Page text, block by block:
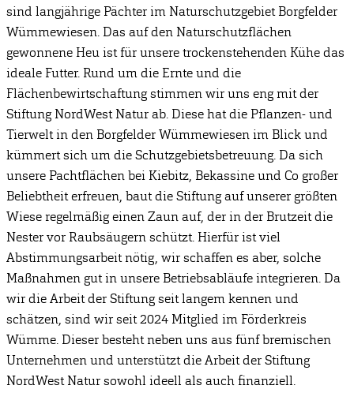
sind langjährige Pächter im Naturschutzgebiet Borgfelder
Wümmewiesen. Das auf den Naturschutzflächen
gewonnene Heu ist für unsere trockenstehenden Kühe das
ideale Futter. Rund um die Ernte und die
Flächenbewirtschaftung stimmen wir uns eng mit der
Stiftung NordWest Natur ab. Diese hat die Pflanzen- und
Tierwelt in den Borgfelder Wümmewiesen im Blick und
kümmert sich um die Schutzgebietsbetreuung. Da sich
unsere Pachtflächen bei Kiebitz, Bekassine und Co großer
Beliebtheit erfreuen, baut die Stiftung auf unserer größten
Wiese regelmäßig einen Zaun auf, der in der Brutzeit die
Nester vor Raubsäugern schützt. Hierfür ist viel
Abstimmungsarbeit nötig, wir schaffen es aber, solche
Maßnahmen gut in unsere Betriebsabläufe integrieren. Da
wir die Arbeit der Stiftung seit langem kennen und
schätzen, sind wir seit 2024 Mitglied im Förderkreis
Wümme. Dieser besteht neben uns aus fünf bremischen
Unternehmen und unterstützt die Arbeit der Stiftung
NordWest Natur sowohl ideell als auch finanziell.